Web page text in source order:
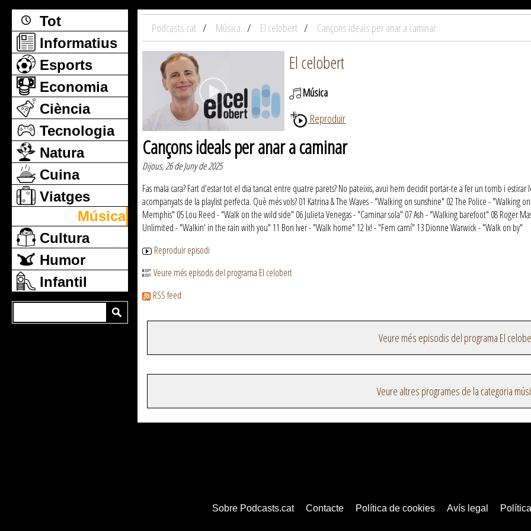
Tot
Informatius
Esports
Economia
Ciència
Tecnologia
Natura
Cuina
Viatges
Música
Cultura
Humor
Infantil
Podcasts.cat Música El celobert Cançons ideals per anar a caminar
El celobert
Música
Reproduir
Cançons ideals per anar a caminar
Dijous, 26 de Juny de 2025
Fas mala cara? Fart d'estar tot el dia tancat entre quatre parets? No pateixis, avui hem decidit portar-te a fer un tomb i
acompanyats de la playlist perfecta. Què més vols? 01 Katrina & The Waves - "Walking on sunshine" 02 The Police -
Memphis" 05 Lou Reed - "Walk on the wild side" 06 Julieta Venegas - "Caminar sola" 07 Ash - "Walking barefoot" 08 Roger
Unlimited - "Walkin' in the rain with you" 11 Bon Iver - "Walk home" 12 Ix! - "Fem camí" 13 Dionne Warwick - "Walk on by"
Reproduir episodi
Veure més episodis del programa El celobert
RSS feed
Veure més episodis del programa El
Veure altres programes de la categoria
Sobre Podcasts.cat Contacte Política de cookies Avís legal